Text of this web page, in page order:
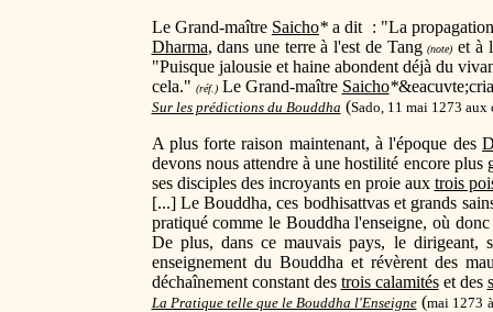
Le Grand-maître Saicho*a dit : "La propagation
Dharma, dans une terre à l'est de Tang (note) et à
"Puisque jalousie et haine abondent déjà du
cela." (réf.)Le Grand-maître Saicho*
Sur les prédictions du Bouddha (Sado, 11 mai 1273 aux
A plus forte raison maintenant, à l'époque des
devons nous attendre à une hostilité encore
ses disciples des incroyants en proie aux trois
[...] Le Bouddha, ces bodhisattvas et grands
pratiqué comme le Bouddha l'enseigne, où
De plus, dans ce mauvais pays, le dirigeant,
enseignement du Bouddha et révèrent des
déchaînement constant des trois calamitéset des
La Pratique telle que le Bouddha l'Enseigne(mai 1273